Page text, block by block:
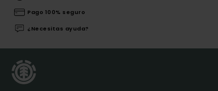
Pago 100% seguro
¿Necesitas ayuda?